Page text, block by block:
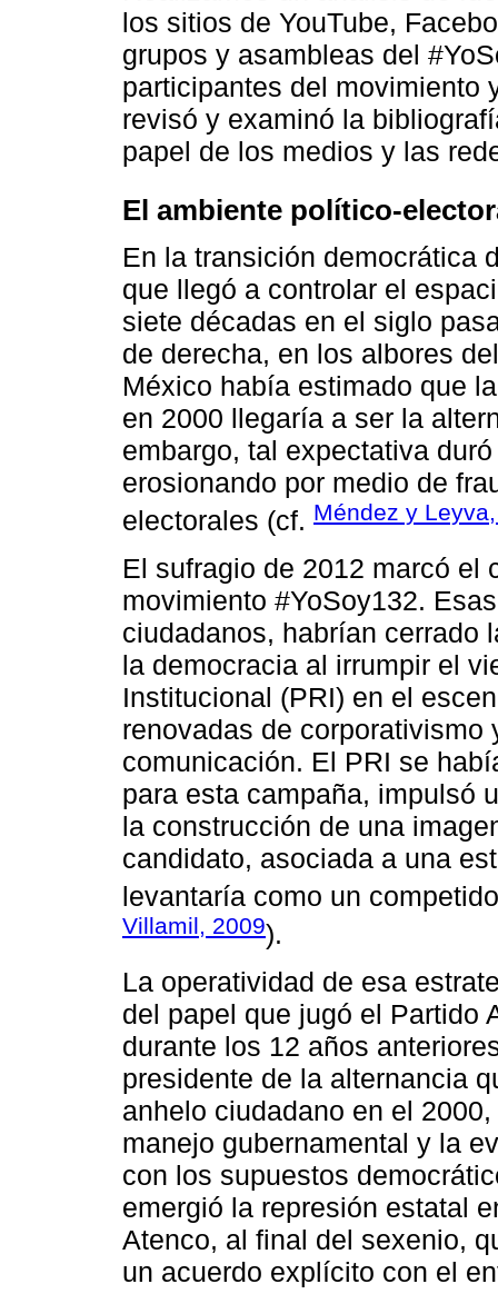
los sitios de YouTube,
grupos y asambleas del
participantes del movimiento
revisó y examinó la
papel de los medios y las
El ambiente político-
En la transición democrática
que llegó a controlar el
siete décadas en el siglo
de derecha, en los albores
México había estimado que
en 2000 llegaría a ser la
embargo, tal expectativa
erosionando por medio de
electorales (cf. Méndez y
El sufragio de 2012 marcó el
movimiento #YoSoy132.
ciudadanos, habrían cerrado
la democracia al irrumpir el
Institucional (PRI) en el
renovadas de
comunicación. El PRI se
para esta campaña, impulsó
la construcción de una
candidato, asociada a una
levantaría como un
Villamil, 2009).
La operatividad de esa
del papel que jugó el Partido
durante los 12 años
presidente de la alternancia
anhelo ciudadano en el
manejo gubernamental y la
con los supuestos
emergió la represión estatal
Atenco, al final del sexenio,
un acuerdo explícito con el